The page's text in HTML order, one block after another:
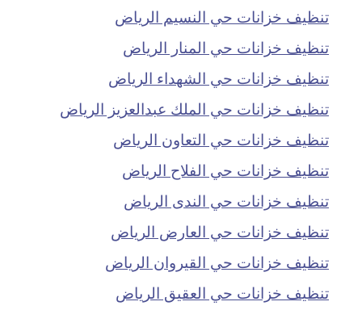
تنظيف خزانات حي النسيم الرياض
تنظيف خزانات حي المنار الرياض
تنظيف خزانات حي الشهداء الرياض
تنظيف خزانات حي الملك عبدالعزيز الرياض
تنظيف خزانات حي التعاون الرياض
تنظيف خزانات حي الفلاح الرياض
تنظيف خزانات حي الندى الرياض
تنظيف خزانات حي العارض الرياض
تنظيف خزانات حي القيروان الرياض
تنظيف خزانات حي العقيق الرياض